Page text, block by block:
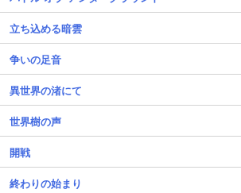
立ち込める暗雲
争いの足音
異世界の渚にて
世界樹の声
開戦
終わりの始まり